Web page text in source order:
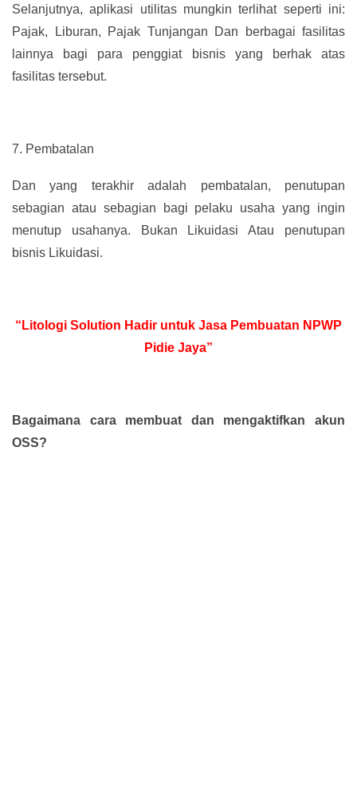
Selanjutnya, aplikasi utilitas mungkin terlihat seperti ini:
Pajak, Liburan, Pajak Tunjangan Dan berbagai fasilitas
lainnya bagi para penggiat bisnis yang berhak atas
fasilitas tersebut.
7. Pembatalan
Dan yang terakhir adalah pembatalan, penutupan
sebagian atau sebagian bagi pelaku usaha yang ingin
menutup usahanya. Bukan Likuidasi Atau penutupan
bisnis Likuidasi.
“Litologi Solution Hadir untuk Jasa Pembuatan NPWP
Pidie Jaya”
Bagaimana cara membuat dan mengaktifkan akun
OSS?